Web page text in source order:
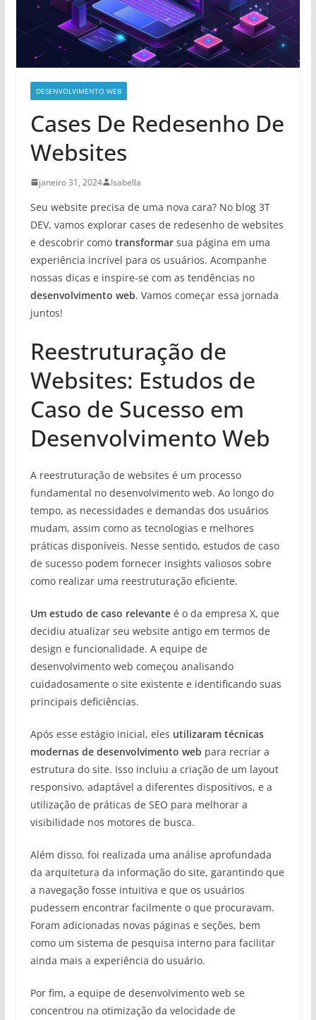
DESENVOLVIMENTO WEB
Cases De Redesenho De
Websites
janeiro 31, 2024 Isabella
Seu website precisa de uma nova cara? No blog 3T
DEV, vamos explorar cases de redesenho de websites
e descobrir como transformarsua página em uma
experiência incrível para os usuários. Acompanhe
nossas dicas e inspire-se com as tendências no
desenvolvimento web. Vamos começar essa jornada
juntos!
Reestruturação de
Websites: Estudos de
Caso de Sucesso em
Desenvolvimento Web
A reestruturação de websites é um processo
fundamental no desenvolvimento web. Ao longo do
tempo, as necessidades e demandas dos usuários
mudam, assim como as tecnologias e melhores
práticas disponíveis. Nesse sentido, estudos de caso
de sucesso podem fornecer insights valiosos sobre
como realizar uma reestruturação eficiente.
Um estudo de caso relevanteé o da empresa X, que
decidiu atualizar seu website antigo em termos de
design e funcionalidade. A equipe de
desenvolvimento web começou analisando
cuidadosamente o site existente e identificando suas
principais deficiências.
Após esse estágio inicial, eles utilizaram técnicas
modernas de desenvolvimento web para recriar a
estrutura do site. Isso incluiu a criação de um layout
responsivo, adaptável a diferentes dispositivos, e a
utilização de práticas de SEO para melhorar a
visibilidade nos motores de busca.
Além disso, foi realizada uma análise aprofundada
da arquitetura da informação do site, garantindo que
a navegação fosse intuitiva e que os usuários
pudessem encontrar facilmente o que procuravam.
Foram adicionadas novas páginas e seções, bem
como um sistema de pesquisa interno para facilitar
ainda mais a experiência do usuário.
Por fim, a equipe de desenvolvimento web se
concentrou na otimização da velocidade de